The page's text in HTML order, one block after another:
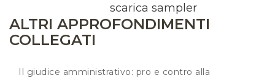
scarica sampler
ALTRI APPROFONDIMENTI
COLLEGATI
Il giudice amministrativo: pro e contro alla